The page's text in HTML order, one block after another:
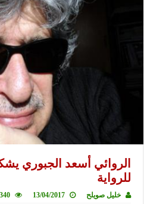
الروائي أسعد الجبوري
للرواية
خليل صويلح 13/04/2017 340 زيارة